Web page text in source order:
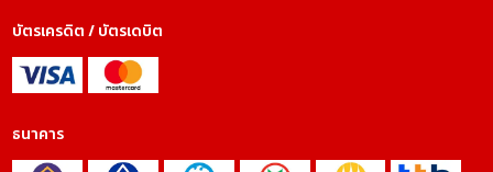
บัตรเครดิต / บัตรเดบิต
ธนาคาร